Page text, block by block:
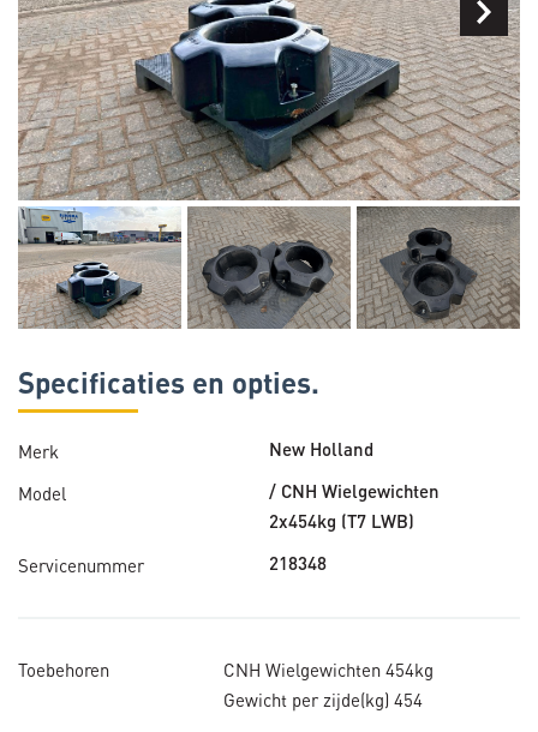
Specificaties en opties.
Merk New Holland
Model
/ CNH Wielgewichten
2x454kg (T7 LWB)
Servicenummer 218348
Toebehoren
CNH Wielgewichten 454kg
Gewicht per zijde(kg) 454